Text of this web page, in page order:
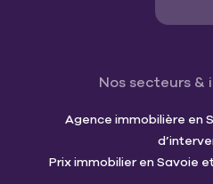
Nos secteurs &
Agence immobilière en
Prix immobilier en Savoie